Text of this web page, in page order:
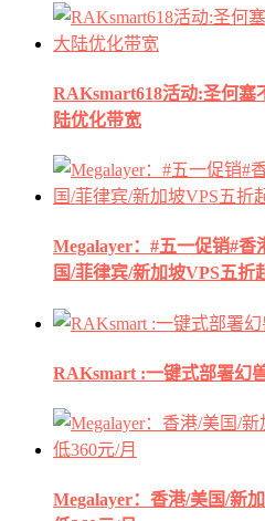
RAKsmart618活动:圣何塞
陆优化带宽
Megalayer：#五一促销#香
国/菲律宾/新加坡VPS五折
RAKsmart :一键式部署幻
Megalayer：香港/美国/新